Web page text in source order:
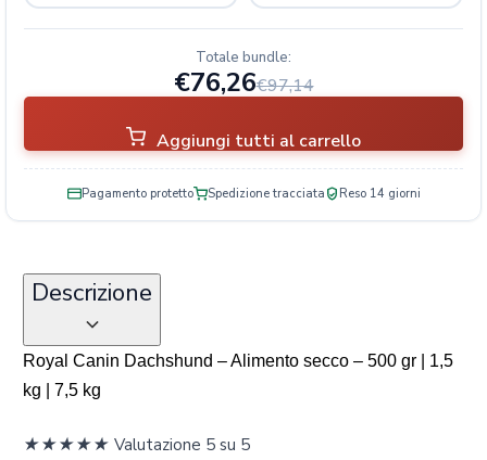
Totale bundle:
€76,26€97,14
Aggiungi tutti al carrello
Pagamento protetto Spedizione tracciata Reso 14 giorni
Descrizione
Royal Canin Dachshund – Alimento secco – 500 gr | 1,5
kg | 7,5 kg
★★★★★ Valutazione 5 su 5